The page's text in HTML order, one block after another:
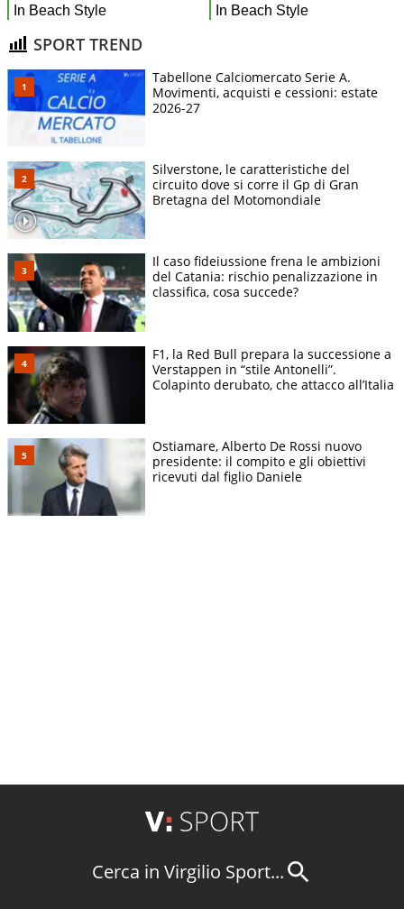
SPORT TREND
Tabellone Calciomercato Serie A.
Movimenti, acquisti e cessioni: estate
2026-27
Silverstone, le caratteristiche del
circuito dove si corre il Gp di Gran
Bretagna del Motomondiale
Il caso fideiussione frena le ambizioni
del Catania: rischio penalizzazione in
classifica, cosa succede?
F1, la Red Bull prepara la successione a
Verstappen in “stile Antonelli”.
Colapinto derubato, che attacco all’Italia
Ostiamare, Alberto De Rossi nuovo
presidente: il compito e gli obiettivi
ricevuti dal figlio Daniele
Cerca in Virgilio Sport...